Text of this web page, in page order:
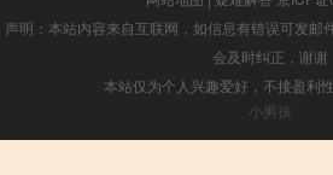
声明：本站内容来自互联网，如信息有错误可发邮
会及时纠正，谢谢
本站仅为个人兴趣爱好，不接盈利
小男孩